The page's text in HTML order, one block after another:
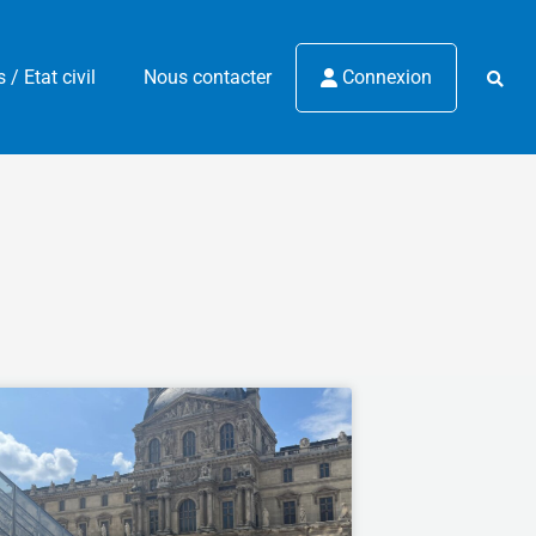
/ Etat civil Nous contacter Connexion